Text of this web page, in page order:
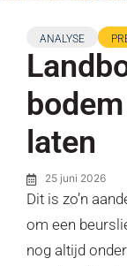
ANALYSE
laten
25 juni 2026
Dit is zo’n
om een
nog altijd